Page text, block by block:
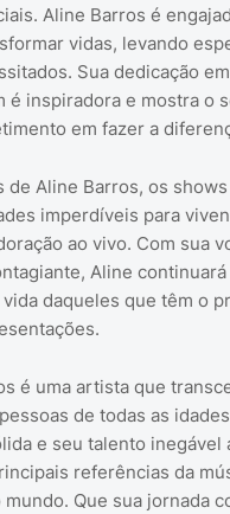
Aline Barros é
vidas, levando
Sua dedicação
é inspiradora e mostra o
em fazer a
de Aline Barros, os
imperdíveis para
ao vivo. Com sua
Aline
vida daqueles que têm o
é uma artista que
de todas as
e seu talento inegável
referências da
mundo. Que sua jornada